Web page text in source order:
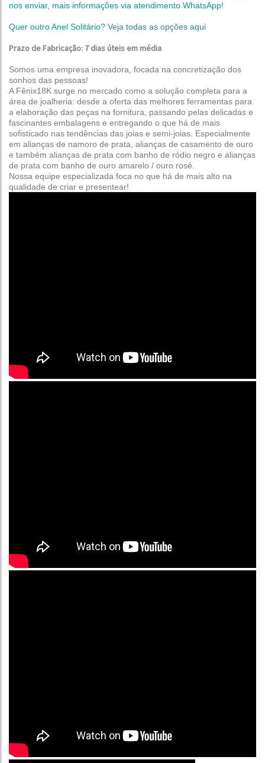
nos enviar, mais informações via atendimento WhatsApp!
Quer outro Anel Solitário? Veja todas as opções aqui
Prazo de Fabricação: 7 dias úteis em média
Somos uma empresa inovadora, focada na concretização dos
sonhos das pessoas!
A Fênix18K surge no mercado como a solução completa para a
área de joalheria: desde a oferta das melhores ferramentas para
a elaboração das peças na fornitura, passando pelas delicadas e
fascinantes embalagens e entregando o que há de mais
sofisticado nas tendências das joias e semi-joias. Especialmente
em alianças de namoro de prata, alianças de casamento de ouro
e também alianças de prata com banho de ródio negro e alianças
de prata com banho de ouro amarelo / ouro rosé.
Nossa equipe especializada foca no que há de mais alto na
qualidade de criar e presentear!